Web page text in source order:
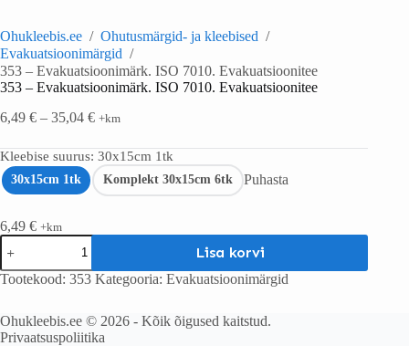
Ohukleebis.ee / Ohutusmärgid- ja kleebised /
Evakuatsioonimärgid /
353 – Evakuatsioonimärk. ISO 7010. Evakuatsioonitee
353 – Evakuatsioonimärk. ISO 7010. Evakuatsioonitee
6,49 € – 35,04 € +km
Kleebise suurus: 30x15cm 1tk
30x15cm 1tk Komplekt 30x15cm 6tk Puhasta
6,49 € +km
Lisa korvi
Tootekood: 353 Kategooria: Evakuatsioonimärgid
Ohukleebis.ee © 2026 - Kõik õigused kaitstud.
Privaatsuspoliitika